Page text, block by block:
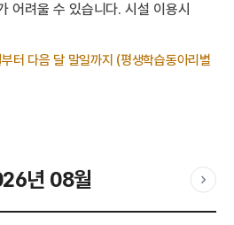
어려울 수 있습니다. 시설 이용시
터 다음 달 말일까지 (평생학습동아리별
년 08월
다음